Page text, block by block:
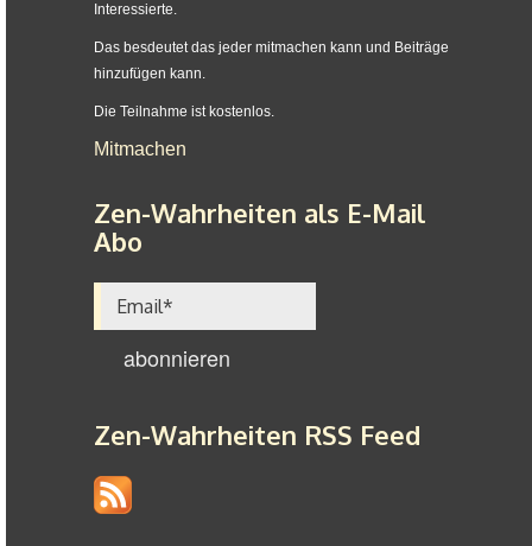
Interessierte.
Das besdeutet das jeder mitmachen kann und Beiträge
hinzufügen kann.
Die Teilnahme ist kostenlos.
Mitmachen
Zen-Wahrheiten als E-Mail
Abo
Zen-Wahrheiten RSS Feed